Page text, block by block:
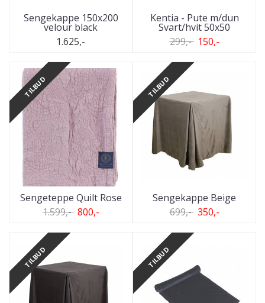
Sengekappe 150x200
velour black
1.625,-
Kentia - Pute m/dun
Svart/hvit 50x50
299,- 150,-
TILBUD
Sengeteppe Quilt Rose
1.599,- 800,-
TILBUD
Sengekappe Beige
699,- 350,-
TILBUD TILBUD